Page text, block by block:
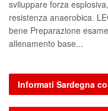
sviluppare forza
resistenza anaerobica.
bene Preparazione
allenamento base...
Informati Sardegna